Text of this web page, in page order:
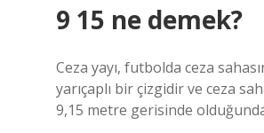
9 15 ne demek?
Ceza yayı, futbolda ceza
yarıçaplı bir çizgidir ve ceza
9,15 metre gerisinde